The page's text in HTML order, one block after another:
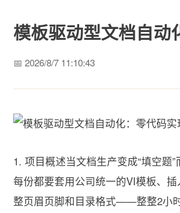
模板驱动型文档自动
📅 2026/8/7 11:10:43
1. 项目概述当文档生产变成“填空题
每份都要套用公司统一的VI模板、
整页眉页脚和目录格式——整整2小时